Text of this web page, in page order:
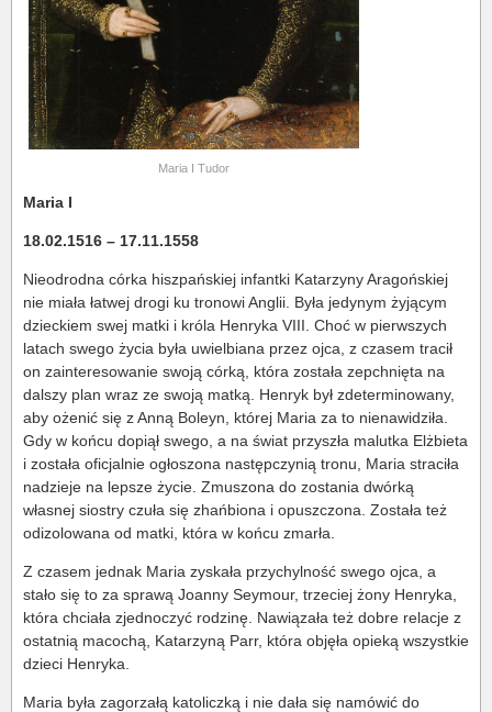
Maria I Tudor
Maria I
18.02.1516 – 17.11.1558
Nieodrodna córka hiszpańskiej infantki Katarzyny Aragońskiej
nie miała łatwej drogi ku tronowi Anglii. Była jedynym żyjącym
dzieckiem swej matki i króla Henryka VIII. Choć w pierwszych
latach swego życia była uwielbiana przez ojca, z czasem tracił
on zainteresowanie swoją córką, która została zepchnięta na
dalszy plan wraz ze swoją matką. Henryk był zdeterminowany,
aby ożenić się z Anną Boleyn, której Maria za to nienawidziła.
Gdy w końcu dopiął swego, a na świat przyszła malutka Elżbieta
i została oficjalnie ogłoszona następczynią tronu, Maria straciła
nadzieje na lepsze życie. Zmuszona do zostania dwórką
własnej siostry czuła się zhańbiona i opuszczona. Została też
odizolowana od matki, która w końcu zmarła.
Z czasem jednak Maria zyskała przychylność swego ojca, a
stało się to za sprawą Joanny Seymour, trzeciej żony Henryka,
która chciała zjednoczyć rodzinę. Nawiązała też dobre relacje z
ostatnią macochą, Katarzyną Parr, która objęła opieką wszystkie
dzieci Henryka.
Maria była zagorzałą katoliczką i nie dała się namówić do